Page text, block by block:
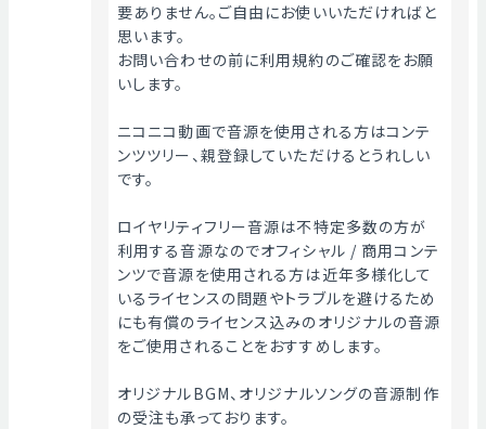
要ありません。ご自由にお使いいただければと
思います。
お問い合わせの前に利用規約のご確認をお願
いします。
ニコニコ動画で音源を使用される方はコンテ
ンツツリー、親登録していただけるとうれしい
です。
ロイヤリティフリー音源は不特定多数の方が
利用する音源なのでオフィシャル / 商用コンテ
ンツで音源を使用される方は近年多様化して
いるライセンスの問題やトラブルを避けるため
にも有償のライセンス込みのオリジナルの音源
をご使用されることをおすすめします。
オリジナルBGM、オリジナルソングの音源制作
の受注も承っております。